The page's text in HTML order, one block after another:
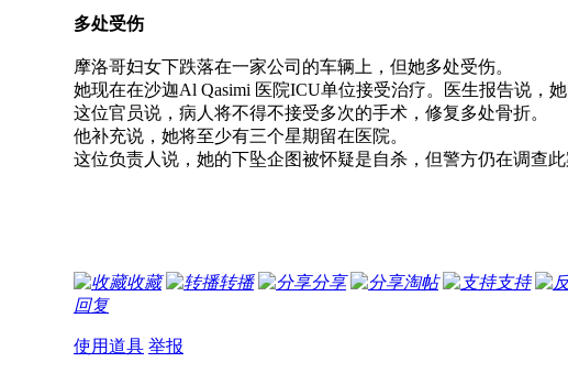
多处受伤
摩洛哥妇女下跌落在一家公司的车辆上，但她多处受伤。
她现在在沙迦Al Qasimi 医院ICU单位接受治疗。医生报告说，她
这位官员说，病人将不得不接受多次的手术，修复多处骨折。
他补充说，她将至少有三个星期留在医院。
这位负责人说，她的下坠企图被怀疑是自杀，但警方仍在调查此
收藏 转播 分享 淘帖 支持
回复
使用道具 举报